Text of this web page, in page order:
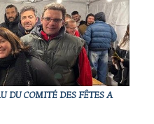
DU COMITÉ DES FÊTES A